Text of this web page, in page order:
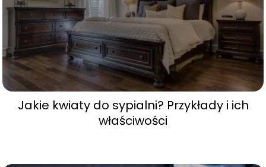
Jakie kwiaty do sypialni? Przykłady i ich
właściwości